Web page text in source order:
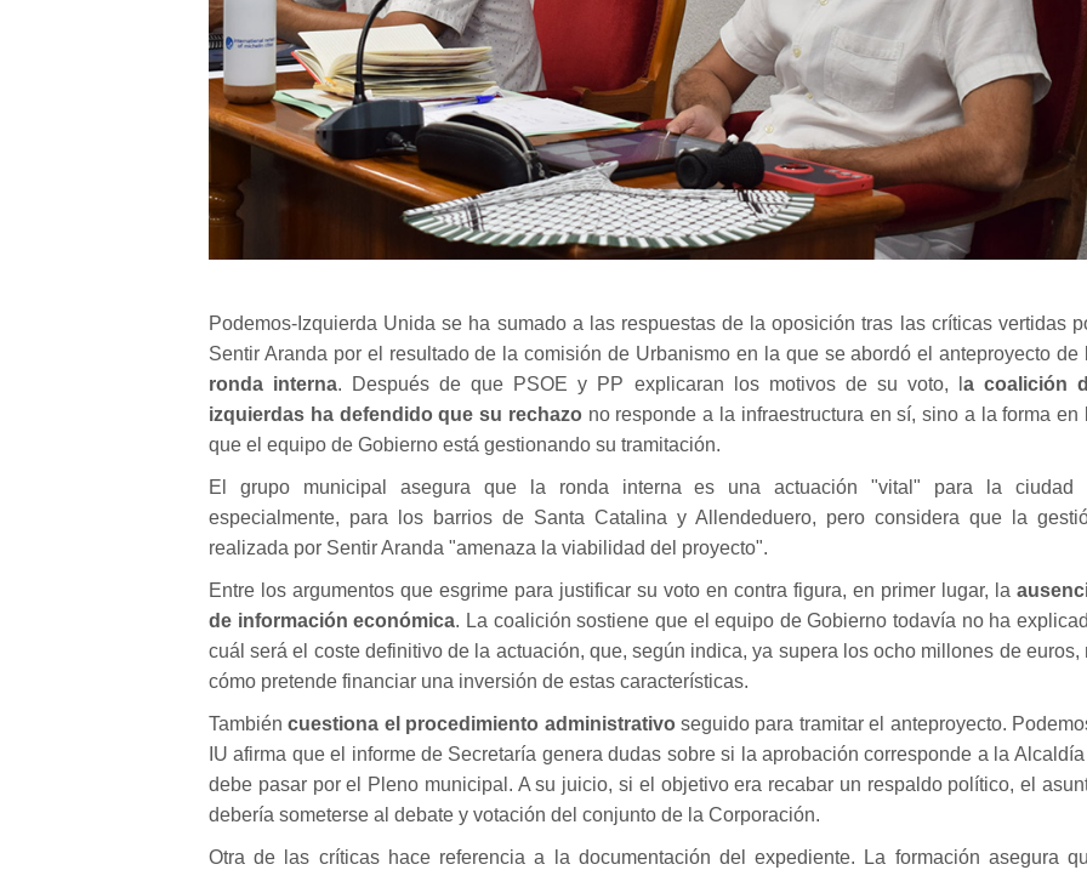
Podemos-Izquierda Unida se ha sumado a las respuestas de la oposición tras las críticas vertidas
Sentir Aranda por el resultado de la comisión de Urbanismo en la que se abordó el anteproyecto de
ronda interna. Después de que PSOE y PP explicaran los motivos de su voto, l a coalición
izquierdas ha defendido que su rechazo no responde a la infraestructura en sí, sino a la forma en
que el equipo de Gobierno está gestionando su tramitación.
El grupo municipal asegura que la ronda interna es una actuación "vital" para la ciudad
especialmente, para los barrios de Santa Catalina y Allendeduero, pero considera que la
realizada por Sentir Aranda "amenaza la viabilidad del proyecto".
Entre los argumentos que esgrime para justificar su voto en contra figura, en primer lugar, la
de información económica. La coalición sostiene que el equipo de Gobierno todavía no ha
cuál será el coste definitivo de la actuación, que, según indica, ya supera los ocho millones de euros,
cómo pretende financiar una inversión de estas características.
Tambiéncuestiona el procedimiento administrativo seguido para tramitar el anteproyecto.
IU afirma que el informe de Secretaría genera dudas sobre si la aprobación corresponde a la
debe pasar por el Pleno municipal. A su juicio, si el objetivo era recabar un respaldo político, el
debería someterse al debate y votación del conjunto de la Corporación.
Otra de las críticas hace referencia a la documentación del expediente. La formación asegura